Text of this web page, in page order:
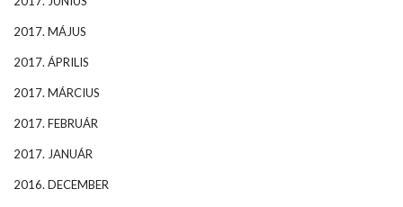
2017. MÁJUS
2017. ÁPRILIS
2017. MÁRCIUS
2017. FEBRUÁR
2017. JANUÁR
2016. DECEMBER